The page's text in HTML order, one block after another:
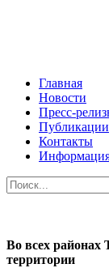
Главная
Новости
Пресс-
Публикации
Контакты
Во всех
территории